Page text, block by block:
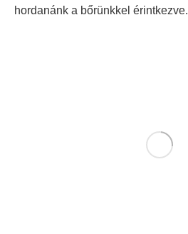
hordanánk a bőrünkkel érintkezve.